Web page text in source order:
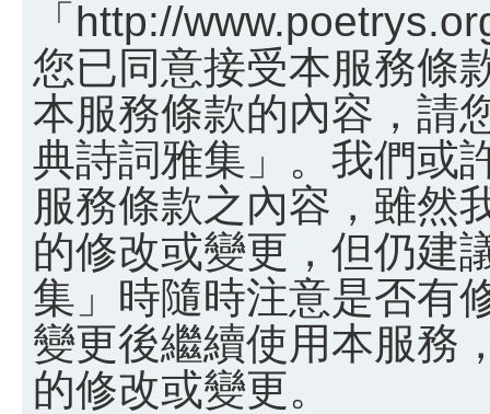
「http://
您已同意接受本服務條
本服務條款的內容，請
典詩詞雅集」。我們或
服務條款之內容，雖然
的修改或變更，但仍建
集」時隨時注意是否有
變更後繼續使用本服務
的修改或變更。